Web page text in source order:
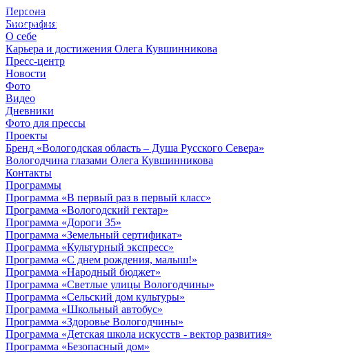
Персона
Биография
О себе
Карьера и достижения Олега Кувшинникова
Пресс-центр
Новости
Фото
Видео
Дневники
Фото для прессы
Проекты
Бренд «Вологодская область – Душа Русского Севера»
Вологодчина глазами Олега Кувшинникова
Контакты
Программы
Программа «В первый раз в первый класс»
Программа «Вологодский гектар»
Программа «Дороги 35»
Программа «Земельный сертификат»
Программа «Культурный экспресс»
Программа «С днем рождения, малыш!»
Программа «Народный бюджет»
Программа «Светлые улицы Вологодчины»
Программа «Сельский дом культуры»
Программа «Школьный автобус»
Программа «Здоровье Вологодчины»
Программа «Детская школа искусств - вектор развития»
Программа «Безопасный дом»
© 2012 - 2023,
КУВШИННИКОВ О.А.